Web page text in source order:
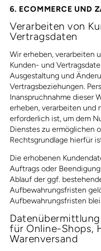
6. ECOMMERCE UND
Verarbeiten von
Vertragsdaten
Wir erheben, verarbeiten
Kunden- und
Ausgestaltung und
Vertragsbeziehungen.
Inanspruchnahme dieser
erheben, verarbeiten und
erforderlich ist, um dem
Dienstes zu ermöglichen
Rechtsgrundlage hierfür
Die erhobenen
Auftrags oder
Ablauf der ggf.
Aufbewahrungsfristen
Aufbewahrungsfristen
für Online-Shops,
Warenversand